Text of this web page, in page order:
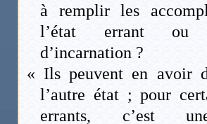
à remplir les
l’état errant
d’incarnation ?
« Ils peuvent en avoir
l’autre état ; pour
errants, c’est